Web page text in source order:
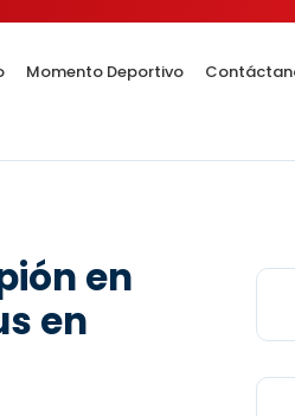
Momento Deportivo
en
en